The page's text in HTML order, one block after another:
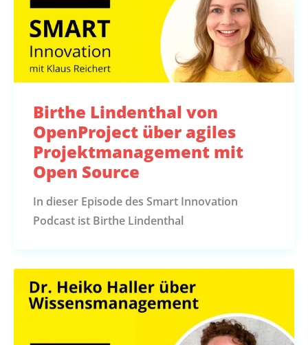
Birthe Lindenthal von
OpenProject über agiles
Projektmanagement mit
Open Source
In dieser Episode des Smart Innovation
Podcast ist Birthe Lindenthal